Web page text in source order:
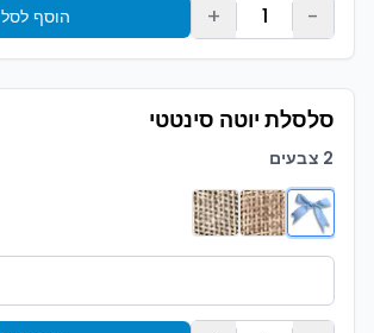
-
1
+ הוסף לסל
סלסלת יוטה סינטטי
2 צבעים